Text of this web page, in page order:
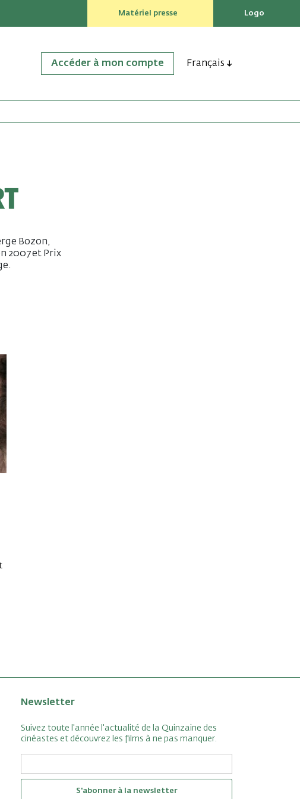
Matériel presse Logo
Accéder à mon compte Français
Bozon,
2007 et Prix
Newsletter
Suivez toute l'année l'actualité de la Quinzaine des
cinéastes et découvrez les films à ne pas manquer.
S'abonner à la newsletter